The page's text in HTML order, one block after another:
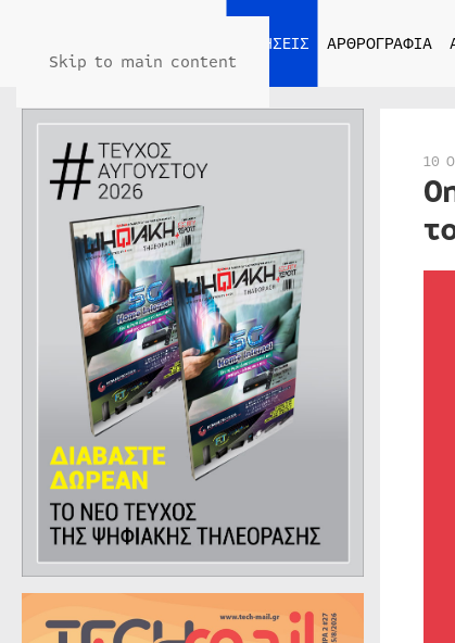
Skip to main content
ΕΙΔΗΣΕΙΣ ΑΡΘΡΟΓΡΑΦΙΑ
10